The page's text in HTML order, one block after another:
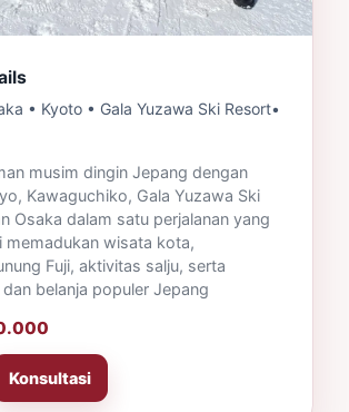
• Kyoto • Gala Yuzawa Ski Resort•
musim dingin Jepang dengan
Kawaguchiko, Gala Yuzawa Ski
Osaka dalam satu perjalanan yang
memadukan wisata kota,
Fuji, aktivitas salju, serta
belanja populer Jepang
Konsultasi